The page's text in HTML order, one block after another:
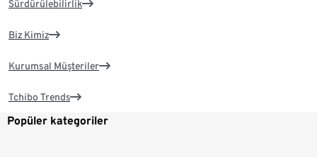
Sürdürülebilirlik
Biz Kimiz
Kurumsal Müşteriler
Tchibo Trends
Popüler kategoriler